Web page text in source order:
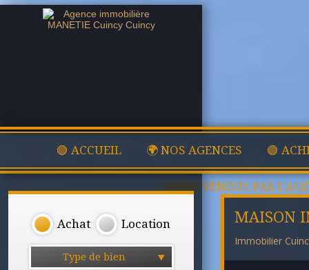
🟢 ACCUEIL 🌍 NOS AGENCES 🟢
✅ BIENS VENDUS PAR
Achat Location
Type de bien
MAISON
Immobilier